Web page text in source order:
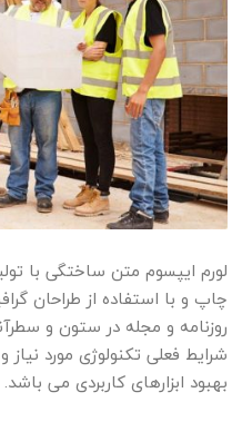
لورم ایپسوم متن ساختگی با
چاپ و با استفاده از طراحان
روزنامه و مجله در ستون و
شرایط فعلی تکنولوژی مورد
بهبود ابزارهای کاربردی می باشد.